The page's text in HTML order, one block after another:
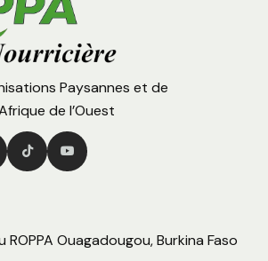
Paysannes et de
de l’Ouest
ROPPA Ouagadougou, Burkina Faso